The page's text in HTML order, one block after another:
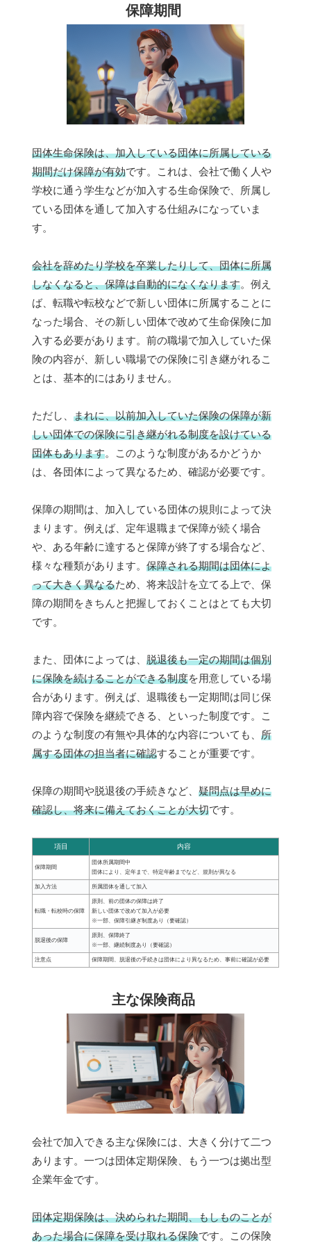
保障期間
団体生命保険は、加入している団体に所属している
期間だけ保障が有効です。これは、会社で働く人や
学校に通う学生などが加入する生命保険で、所属し
ている団体を通して加入する仕組みになっていま
す。
会社を辞めたり学校を卒業したりして、団体に所属
しなくなると、保障は自動的になくなります。例え
ば、転職や転校などで新しい団体に所属することに
なった場合、その新しい団体で改めて生命保険に加
入する必要があります。前の職場で加入していた保
険の内容が、新しい職場での保険に引き継がれるこ
とは、基本的にはありません。
ただし、 まれに、以前加入していた保険の保障が新
しい団体での保険に引き継がれる制度を設けている
団体もあります。このような制度があるかどうか
は、各団体によって異なるため、確認が必要です。
保障の期間は、加入している団体の規則によって決
まります。例えば、定年退職まで保障が続く場合
や、ある年齢に達すると保障が終了する場合など、
様々な種類があります。 保障される期間は団体によ
って大きく異なるため、将来設計を立てる上で、保
障の期間をきちんと把握しておくことはとても大切
です。
また、団体によっては、 脱退後も一定の期間は個別
に保険を続けることができる制度を用意している場
合があります。例えば、退職後も一定期間は同じ保
障内容で保険を継続できる、といった制度です。こ
のような制度の有無や具体的な内容についても、 所
属する団体の担当者に確認することが重要です。
保障の期間や脱退後の手続きなど、 疑問点は早めに
確認し、将来に備えておくことが大切です。
項目 内容
保障期間
団体所属期間中
団体により、定年まで、特定年齢までなど、規則が異なる
加入方法 所属団体を通して加入
転職・転校時の保障
原則、前の団体の保障は終了
新しい団体で改めて加入が必要
※一部、保障引継ぎ制度あり（要確認）
脱退後の保障
原則、保障終了
※一部、継続制度あり（要確認）
注意点 保障期間、脱退後の手続きは団体により異なるため、事前に確認が必要
主な保険商品
会社で加入できる主な保険には、大きく分けて二つ
あります。一つは団体定期保険、もう一つは拠出型
企業年金です。
団体定期保険は、決められた期間、もしものことが
あった場合に保障を受け取れる保険です。この保険